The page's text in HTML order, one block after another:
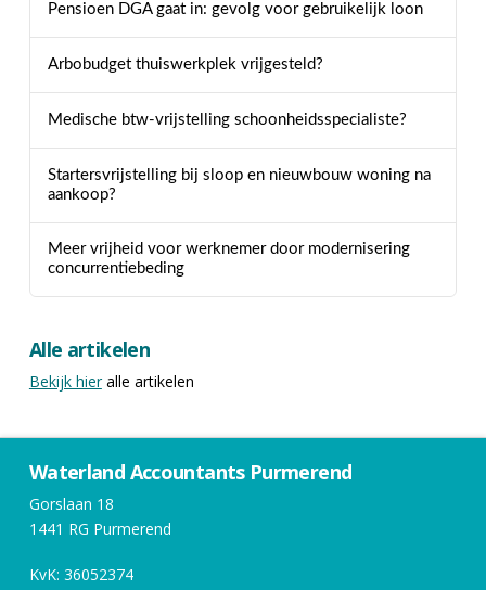
Pensioen DGA gaat in: gevolg voor gebruikelijk loon
Arbobudget thuiswerkplek vrijgesteld?
Medische btw-vrijstelling schoonheidsspecialiste?
Startersvrijstelling bij sloop en nieuwbouw woning na
aankoop?
Meer vrijheid voor werknemer door modernisering
concurrentiebeding
Alle artikelen
Bekijk hieralle artikelen
Waterland Accountants Purmerend
Gorslaan 18
1441 RG Purmerend
KvK: 36052374